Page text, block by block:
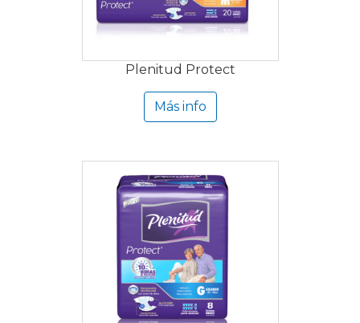
Plenitud Protect
Más info